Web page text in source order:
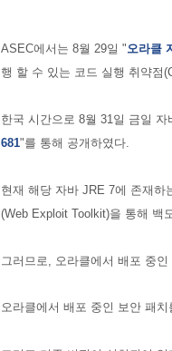
ASEC에서는 8월 29일 "오라클
행 할 수 있는 코드 실행 취약점
한국 시간으로 8월 31일 금일
681"를 통해 공개하였다.
현재 해당 자바 JRE 7에 존재하
(Web Exploit Toolkit)을 통해 백
그러므로, 오라클에서 배포 중
오라클에서 배포 중인 보안 패